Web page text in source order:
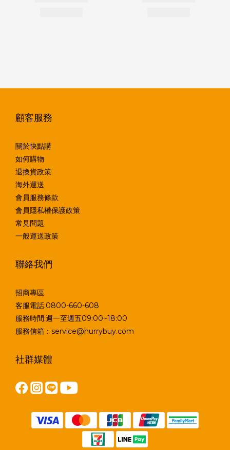
顧客服務
關於快點購
如何購物
退換貨政策
海外運送
會員服務條款
會員隱私權保護政策
常見問題
一般運送政策
聯絡我們
招商專區
客服電話:0800-660-608
服務時間:週一至週五09:00~18:00
服務信箱：service@hurrybuy.com
社群媒體